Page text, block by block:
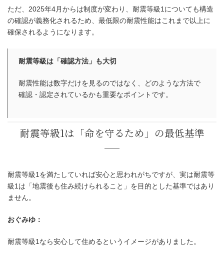
ただ、2025年4月からは制度が変わり、耐震等級1についても構造
の確認が義務化されるため、最低限の耐震性能はこれまで以上に
確保されるようになります。
耐震等級は「確認方法」も大切
耐震性能は数字だけを見るのではなく、どのような方法で
確認・認定されているかも重要なポイントです。
耐震等級1を満たしていれば安心と思われがちですが、実は耐震等
級1は「地震後も住み続けられること」を目的とした基準ではあり
ません。
おぐみゆ：
耐震等級1なら安心して住めるというイメージがありました。